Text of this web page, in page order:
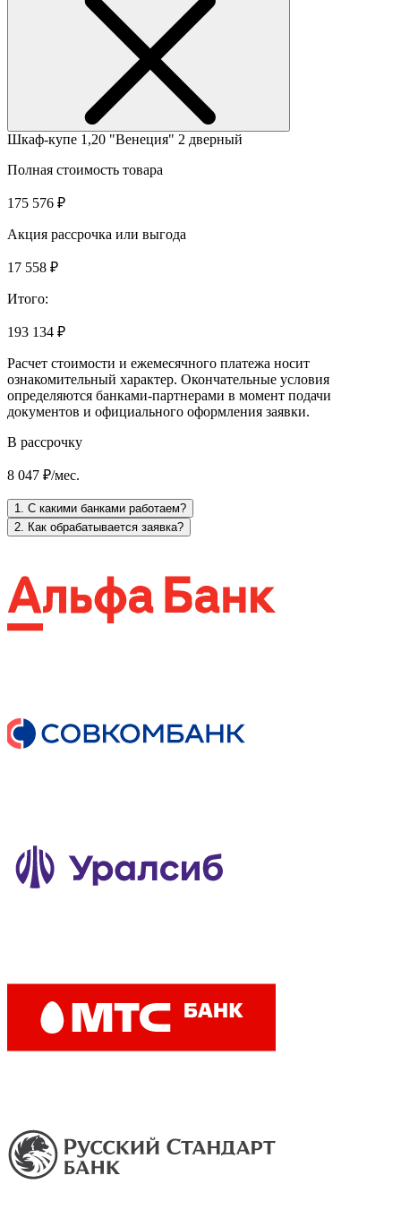
Шкаф-купе 1,20 "Венеция" 2 дверный
Полная стоимость товара
175 576 ₽
Акция рассрочка или выгода
17 558 ₽
Итого:
193 134 ₽
Расчет стоимости и ежемесячного платежа носит
ознакомительный характер. Окончательные условия
определяются банками-партнерами в момент подачи
документов и официального оформления заявки.
В рассрочку
8 047 ₽/мес.
1. С какими банками работаем?
2. Как обрабатывается заявка?